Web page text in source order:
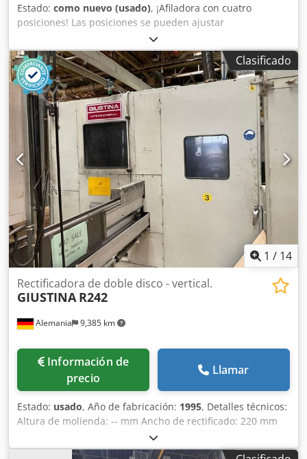
Estado: como nuevo (usado), ¡Afiladora con cuatro
posiciones! Las posiciones se pueden ajustar
individualmente. Dkodpfx Aozfyxhsf Tor Normalmente, se
utiliza para afilar herramientas de corte, como cuchillas
para tornos. La torreta se mueve hacia adelante y hacia
atrás mediante un sistema hidráulico. ¡Es una máquina
muy precisa, sencilla y rápida! Se puede probar en las
instalaciones.
Clasificado
1 / 14
Alemania 9,385 km
Rectificadora de doble disco - vertical.
GIUSTINA R242
Información de
precio
Llamar
Estado: usado, Año de fabricación: 1995, Detalles técnicos:
Altura de molienda: -- mm Ancho de rectificado: 220 mm
Diámetro de la muela abrasiva: 762 mm Necesidad total de
potencia: 90 kW Peso aproximado de la máquina: 13 t